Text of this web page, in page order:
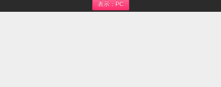
表示：PC